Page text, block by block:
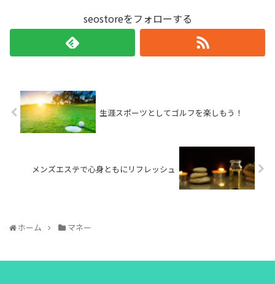
seostoreをフォローする
生涯スポーツとしてゴルフを楽しもう！
メンズエステで心身ともにリフレッシュ
ホーム マネー